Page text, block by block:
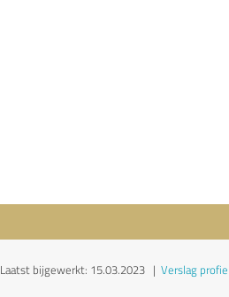
Laatst bijgewerkt: 15.03.2023 | Verslag profiel